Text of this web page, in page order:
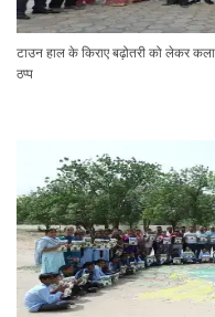
टाउन हाल के किराए बढ़ोतरी को लेकर
ठप्प